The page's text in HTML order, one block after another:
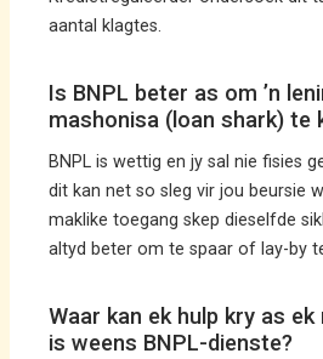
aantal klagtes.
Is BNPL beter as om ’n
mashonisa (loan shark) te
BNPL is wettig en jy sal nie fisies
dit kan net so sleg vir jou beursie
maklike toegang skep dieselfde
altyd beter om te spaar of lay-by
Waar kan ek hulp kry as ek
is weens BNPL-dienste?